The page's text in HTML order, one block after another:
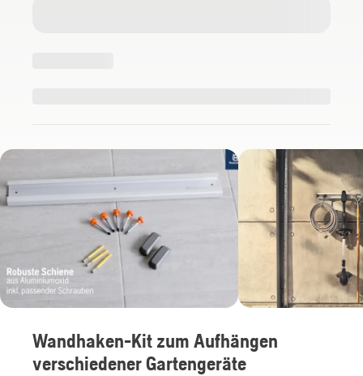
Wandhaken-Kit zum Aufhängen
verschiedener Gartengeräte